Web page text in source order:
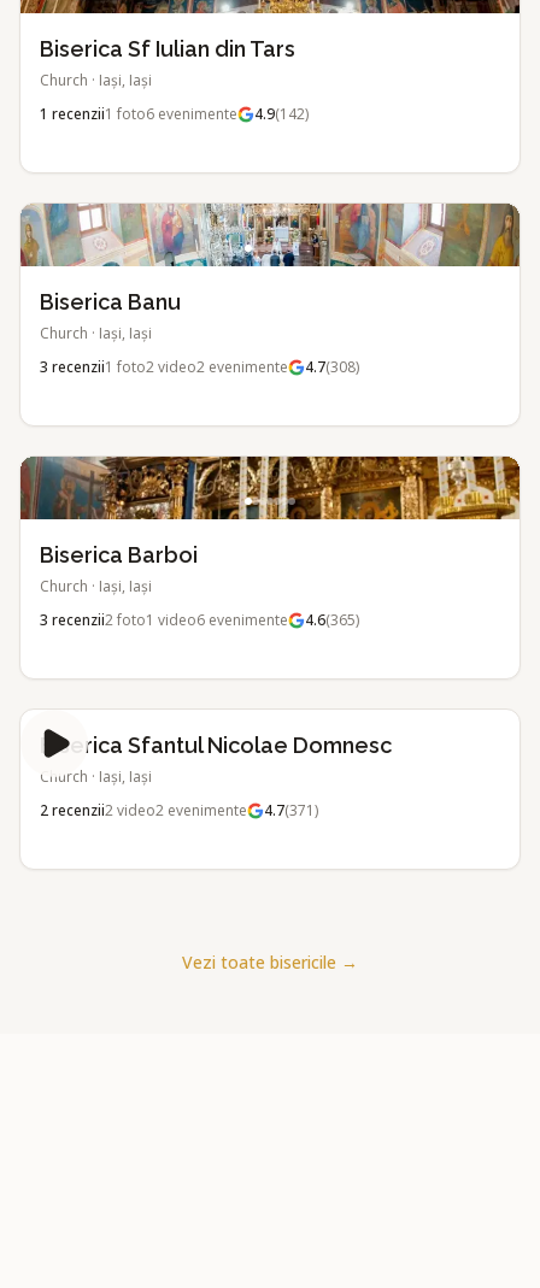
Biserica Sf Iulian din Tars
Church · Iași, Iași
1 recenzii1 foto6 evenimente 4.9(142)
Biserica Banu
Church · Iași, Iași
3 recenzii1 foto2video2 evenimente 4.7(308)
Biserica Barboi
Church · Iași, Iași
3 recenzii2foto1 video6 evenimente 4.6(365)
Biserica Sfantul Nicolae Domnesc
Church · Iași, Iași
2recenzii2video2 evenimente 4.7(371)
Vezi toate bisericile →